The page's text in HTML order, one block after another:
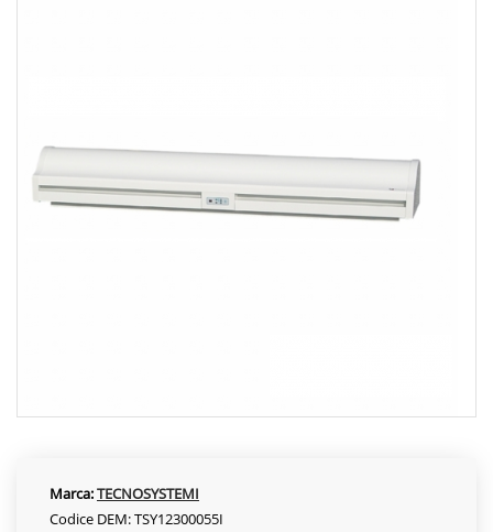
Marca:TECNOSYSTEMI
Codice DEM: TSY12300055I